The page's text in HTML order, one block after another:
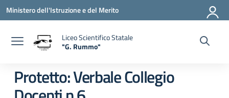
Vai ai contenuti
Vai al menu di navigazione
Vai al footer
Ministero dell'Istruzione e del Merito
Liceo Scientifico Statale
"G. Rummo"
Protetto: Verbale Collegio